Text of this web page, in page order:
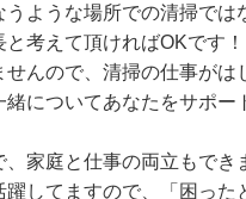
にある大手電子部品企業
うような場所での清掃で
と考えて頂ければOKで
緒についてあなたをサポ